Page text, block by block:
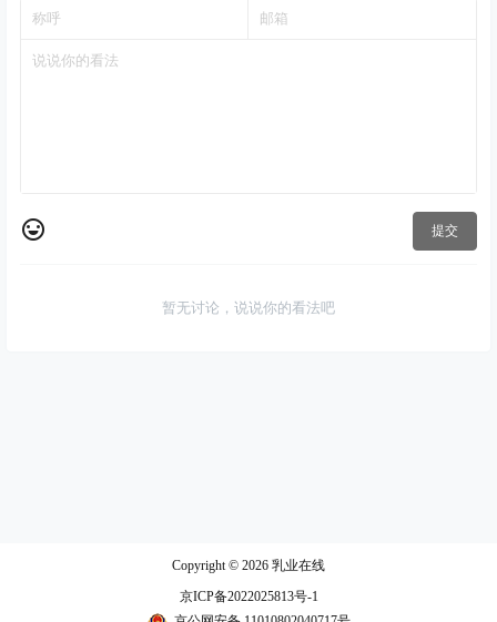
提交
暂无讨论，说说你的看法吧
Copyright © 2026 乳业在线
京ICP备2022025813号-1